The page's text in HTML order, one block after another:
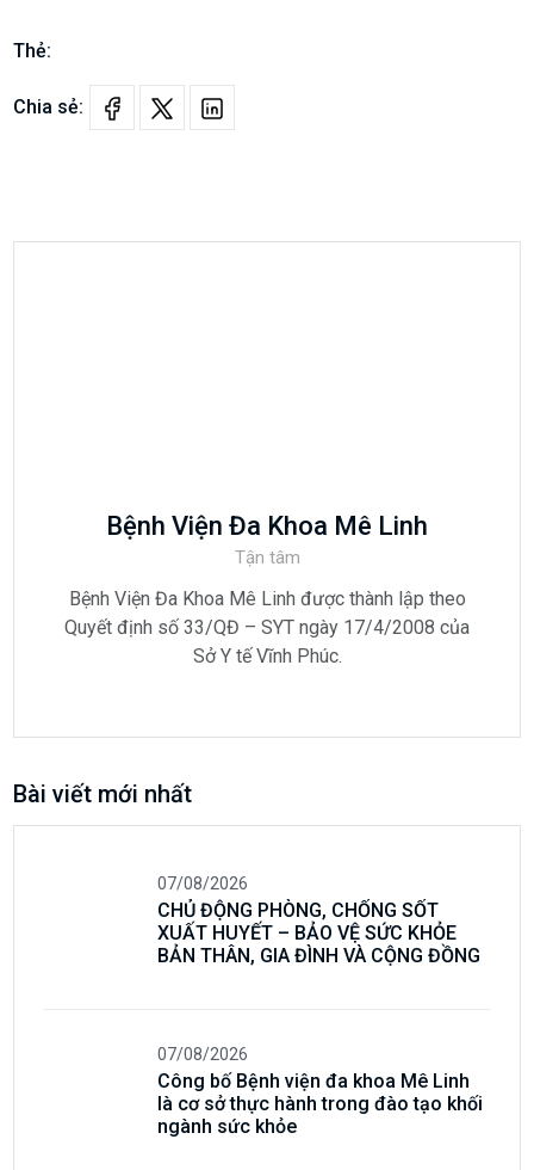
Thẻ:
Chia sẻ:
Bệnh Viện Đa Khoa Mê Linh
Tận tâm
Bệnh Viện Đa Khoa Mê Linh được thành lập theo
Quyết định số 33/QĐ – SYT ngày 17/4/2008 của
Sở Y tế Vĩnh Phúc.
Bài viết mới nhất
07/08/2026
CHỦ ĐỘNG PHÒNG, CHỐNG SỐT
XUẤT HUYẾT – BẢO VỆ SỨC KHỎE
BẢN THÂN, GIA ĐÌNH VÀ CỘNG ĐỒNG
07/08/2026
Công bố Bệnh viện đa khoa Mê Linh
là cơ sở thực hành trong đào tạo khối
ngành sức khỏe